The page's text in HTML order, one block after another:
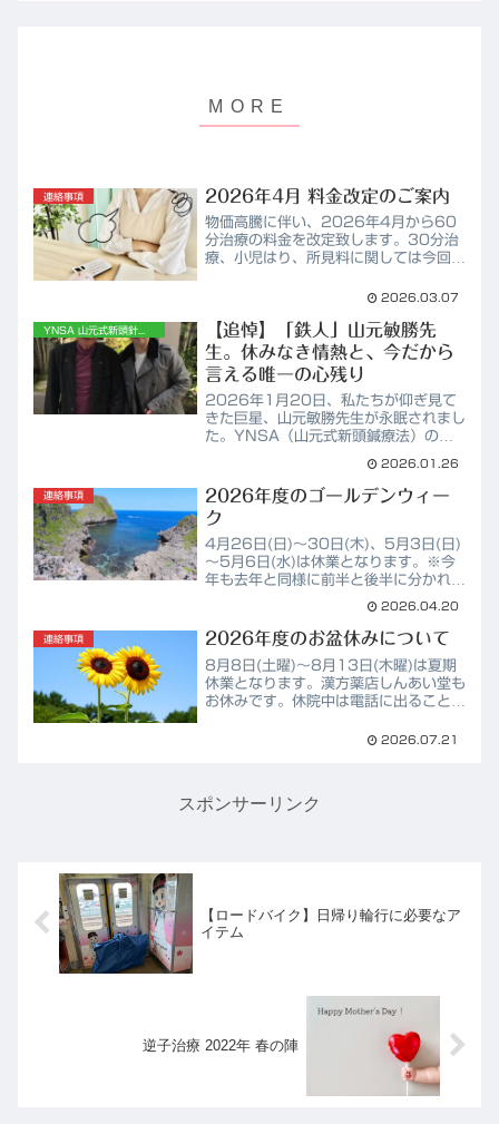
連絡事項 2026年4月 料金改定のご案内
物価高騰に伴い、2026年4月から60
分治療の料金を改定致します。30分治
療、小児はり、所見料に関しては今回の
(2026年3月末まで)60分治療：
ら)60分治療：6,00...
2026.03.07
【追悼】「鉄人」山元敏勝先
生。休みなき情熱と、今だから
言える唯一の心残り
2026年1月20日、私たちが仰ぎ見て
きた巨星、山元敏勝先生が永眠されまし
た。YNSA（山元式新頭鍼療法）の創
けてこられた先生。YMSA学会メンバ
ーとして、先生のすぐ傍でその熱量を肌
で感じられたことは、私...
2026.01.26
連絡事項
2026年度のゴールデンウィー
ク
4月26日(日)～30日(木)、5月3日(日)
～5月6日(水)は休業となります。※今
年も去年と同様に前半と後半に分かれて
ので、ご入用の方はお早めにご連絡下さ
い。休業中のお問い合わせは、LINE、
Insta...
2026.04.20
連絡事項 2026年度のお盆休みについて
8月8日(土曜)～8月13日(木曜)は夏期
休業となります。漢方薬店しんあい堂も
お休みです。休院中は電話に出ることは
LINE、SMS等からであれば対応可能で
2026.07.21
スポンサーリンク
【ロードバイク】日帰り輪行に必要なア
イテム
逆子治療 2022年 春の陣